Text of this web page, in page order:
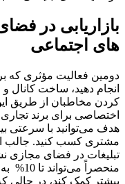
بازاریابی در
های اجتماعی
دومین فعالیت مؤثری که
انجام دهید، ساخت کانال
کردن مخاطبان از طریق
اختصاصی برای برند
هدف می‌توانید با سرعتی
مشتری کسب کنید. جالب
تبلیغات در فضای مجازی
بیشتر کمک کند، در حالی